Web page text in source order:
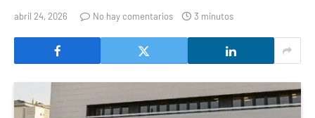
abril 24, 2026 No hay comentarios 3 minutos